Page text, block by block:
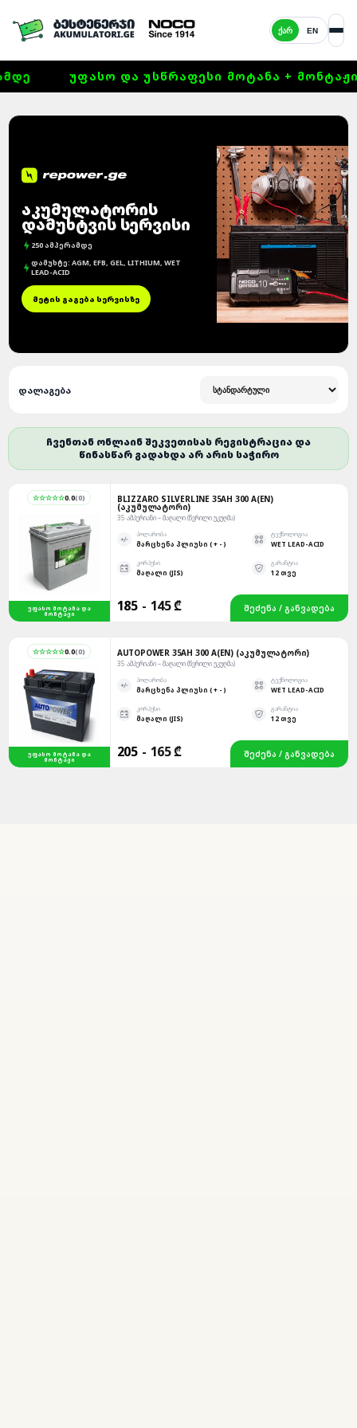
ᲥᲐᲠ EN
ᲣᲤᲐᲡᲝ ᲓᲐ ᲣᲡᲬᲠᲐᲤᲔᲡᲘ ᲛᲝᲢᲐᲜᲐ +
ᲐᲙᲣᲛᲣᲚᲐᲢᲝᲠᲘᲡ
ᲓᲐᲛᲣᲮᲢᲕᲘᲡ ᲡᲔᲠᲕᲘᲡᲘ
250 ᲐᲛᲞᲔᲠᲐᲛᲓᲔ
ᲓᲐᲛᲣᲮᲢᲔ: AGM, EFB, GEL, LITHIUM, WET
LEAD-ACID
ᲛᲔᲢᲘᲡ ᲒᲐᲒᲔᲑᲐ ᲡᲔᲠᲕᲘᲡᲖᲔ
ᲓᲐᲚᲐᲒᲔᲑᲐ
ᲩᲕᲔᲜᲗᲐᲜ ᲝᲜᲚᲐᲘᲜ ᲨᲔᲙᲕᲔᲗᲘᲡᲐᲡ ᲠᲔᲒᲘᲡᲢᲠᲐᲪᲘᲐ ᲓᲐ
ᲬᲘᲜᲐᲡᲬᲐᲠ ᲒᲐᲓᲐᲮᲓᲐ ᲐᲠ ᲐᲠᲘᲡ ᲡᲐᲭᲘᲠᲝ
☆☆☆☆☆0.0(0)
ᲣᲤᲐᲡᲝ ᲛᲝᲢᲐᲜᲐ ᲓᲐ
ᲛᲝᲜᲢᲐᲟᲘ
BLIZZARO SILVERLINE 35AH 300 A(EN)
(ᲐᲙᲣᲛᲣᲚᲐᲢᲝᲠᲘ)
35 ᲐᲛᲞᲔᲠᲘᲐᲜᲘ – ᲛᲐᲦᲐᲚᲘ (ᲬᲕᲠᲘᲚᲘ ᲣᲙᲣᲦᲛᲐ)
ᲞᲝᲚᲐᲠᲝᲑᲐ
ᲛᲐᲠᲪᲮᲔᲜᲐ ᲞᲚᲘᲣᲡᲘ ( + - )
ᲢᲔᲥᲜᲝᲚᲝᲒᲘᲐ
WET LEAD-ACID
ᲙᲝᲠᲞᲣᲡᲘ
ᲛᲐᲦᲐᲚᲘ (JIS)
ᲒᲐᲠᲐᲜᲢᲘᲐ
12 ᲗᲕᲔ
185 - 145 ₾ ᲨᲔᲫᲔᲜᲐ / ᲒᲐᲜᲕᲐᲓᲔᲑᲐ
☆☆☆☆☆0.0(0)
ᲣᲤᲐᲡᲝ ᲛᲝᲢᲐᲜᲐ ᲓᲐ
ᲛᲝᲜᲢᲐᲟᲘ
AUTOPOWER 35AH 300 A(EN) (ᲐᲙᲣᲛᲣᲚᲐᲢᲝᲠᲘ)
35 ᲐᲛᲞᲔᲠᲘᲐᲜᲘ – ᲛᲐᲦᲐᲚᲘ (ᲬᲕᲠᲘᲚᲘ ᲣᲙᲣᲦᲛᲐ)
ᲞᲝᲚᲐᲠᲝᲑᲐ
ᲛᲐᲠᲪᲮᲔᲜᲐ ᲞᲚᲘᲣᲡᲘ ( + - )
ᲢᲔᲥᲜᲝᲚᲝᲒᲘᲐ
WET LEAD-ACID
ᲙᲝᲠᲞᲣᲡᲘ
ᲛᲐᲦᲐᲚᲘ (JIS)
ᲒᲐᲠᲐᲜᲢᲘᲐ
12 ᲗᲕᲔ
205 - 165 ₾ ᲨᲔᲫᲔᲜᲐ / ᲒᲐᲜᲕᲐᲓᲔᲑᲐ